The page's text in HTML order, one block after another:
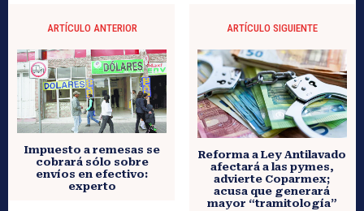
ARTÍCULO ANTERIOR
Impuesto a remesas se
cobrará sólo sobre
envíos en efectivo:
experto
ARTÍCULO SIGUIENTE
Reforma a Ley Antilavado
afectará a las pymes,
advierte Coparmex;
acusa que generará
mayor “tramitología”